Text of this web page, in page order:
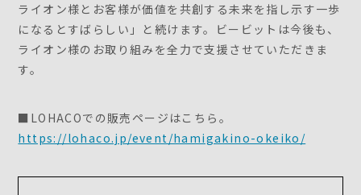
ライオン様とお客様が価値を共創する未来を指し示す一歩
になるとすばらしい」と続けます。ビービットは今後も、
ライオン様のお取り組みを全力で支援させていただきま
す。
■LOHACOでの販売ページはこちら。
https://lohaco.jp/event/hamigakino-okeiko/